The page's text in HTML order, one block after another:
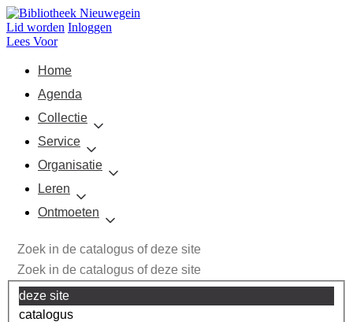
Lid worden Inloggen
Lees Voor
Home
Agenda
Collectie
Service
Organisatie
Leren
Ontmoeten
deze site
catalogus